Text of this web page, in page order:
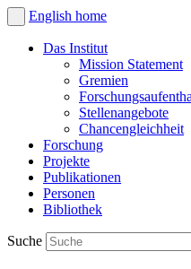
English home
Das Institut
Mission Statement
Gremien
Stellenangebote
Chancengleichheit
Forschung
Projekte
Publikationen
Personen
Bibliothek
Suche